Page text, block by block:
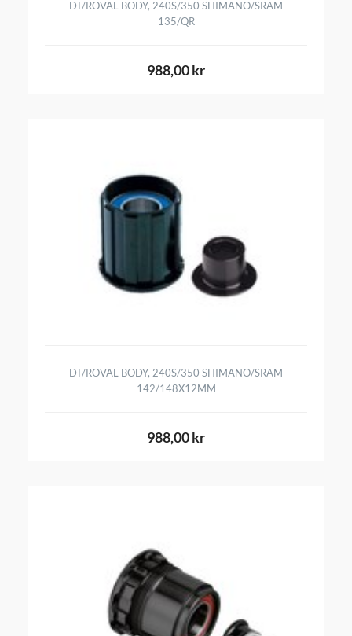
DT/ROVAL BODY, 240S/350 SHIMANO/SRAM
135/QR
988,00 kr
DT/ROVAL BODY, 240S/350 SHIMANO/SRAM
142/148X12MM
988,00 kr